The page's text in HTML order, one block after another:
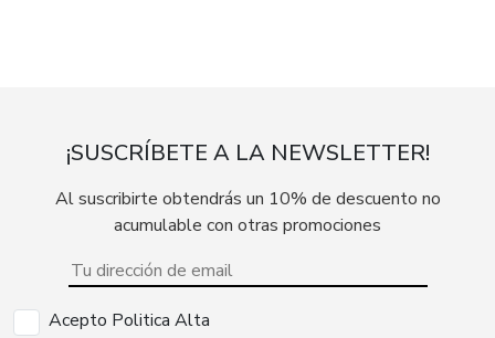
¡SUSCRÍBETE A LA NEWSLETTER!
Al suscribirte obtendrás un 10% de descuento no
acumulable con otras promociones
Acepto Politica Alta